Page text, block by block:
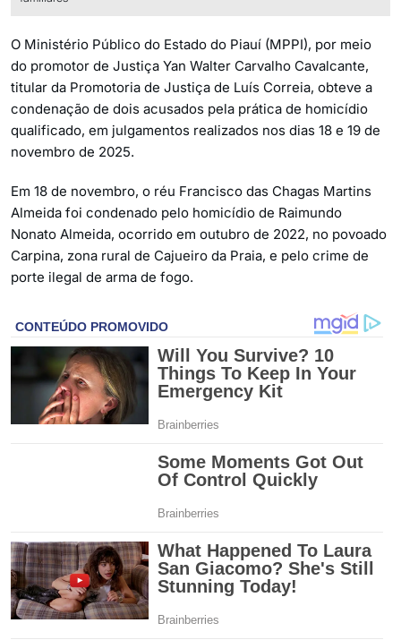
O Ministério Público do Estado do Piauí (MPPI), por meio
do promotor de Justiça Yan Walter Carvalho Cavalcante,
titular da Promotoria de Justiça de Luís Correia, obteve a
condenação de dois acusados pela prática de homicídio
qualificado, em julgamentos realizados nos dias 18 e 19 de
novembro de 2025.
Em 18 de novembro, o réu Francisco das Chagas Martins
Almeida foi condenado pelo homicídio de Raimundo
Nonato Almeida, ocorrido em outubro de 2022, no povoado
Carpina, zona rural de Cajueiro da Praia, e pelo crime de
porte ilegal de arma de fogo.